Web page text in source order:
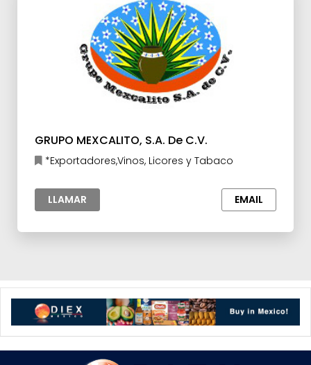
GRUPO MEXCALITO, S.A. De C.V.
*Exportadores,Vinos, Licores y Tabaco
LLAMAR EMAIL